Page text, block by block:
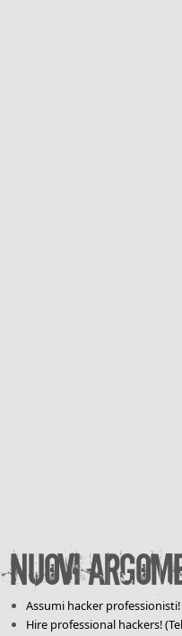
Nuovi
Assumi hacker
Hire professional hackers!